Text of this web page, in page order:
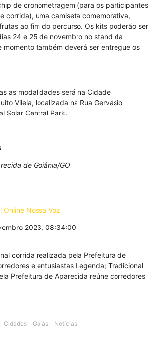
de cronometragem (para os participantes
corrida), uma camiseta comemorativa,
ao fim do percurso. Os kits poderão ser
24 e 25 de novembro no stand da
momento também deverá ser entregue os
as modalidades será na Cidade
Vilela, localizada na Rua Gervásio
Solar Central Park.
de Goiânia/GO
Online Nossa Voz
2023, 08:34:00
corrida realizada pela Prefeitura de
e entusiastas Legenda; Tradicional
Prefeitura de Aparecida reúne corredores
Cidades Goiás Notícias